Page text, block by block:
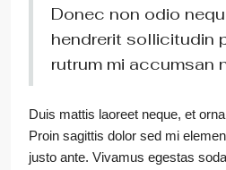
Donec non odio
hendrerit sollicitudin
rutrum mi accumsan
Duis mattis laoreet neque, et
Proin sagittis dolor sed mi
justo ante. Vivamus egestas